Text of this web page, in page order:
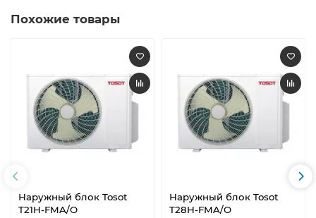
Похожие товары
Наружный блок Tosot
T21H-FMA/O
Наружный блок Tosot
T28H-FMA/O